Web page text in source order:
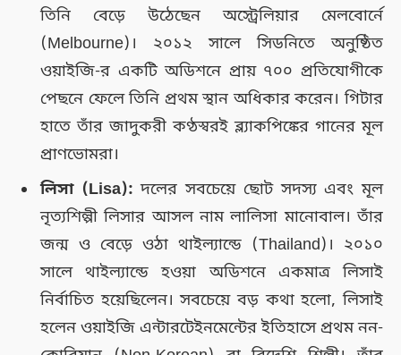
তিনি বেড়ে উঠেছেন অস্ট্রেলিয়ার মেলবোর্নে
(Melbourne)। ২০১২ সালে সিডনিতে অনুষ্ঠিত
ওয়াইজি-র একটি অডিশনে প্রায় ৭০০ প্রতিযোগীকে
পেছনে ফেলে তিনি প্রথম স্থান অধিকার করেন। গিটার
হাতে তাঁর জাদুকরী কণ্ঠস্বরই ব্ল্যাকপিঙ্কের গানের মূল
প্রাণভোমরা।
লিসা (Lisa): দলের সবচেয়ে ছোট সদস্য এবং মূল
নৃত্যশিল্পী লিসার আসল নাম লালিসা মানোবাল। তাঁর
জন্ম ও বেড়ে ওঠা থাইল্যান্ডে (Thailand)। ২০১০
সালে থাইল্যান্ডে হওয়া অডিশনে একমাত্র লিসাই
নির্বাচিত হয়েছিলেন। সবচেয়ে বড় কথা হলো, লিসাই
হলেন ওয়াইজি এন্টারটেইনমেন্টের ইতিহাসে প্রথম নন-